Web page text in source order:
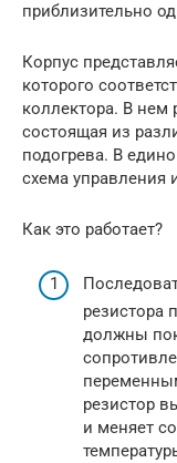
приблизительно
Корпус
которого
коллектора. В нем
состоящая из
подогрева. В
схема управления
Как это работает?
резистора
должны
резистор
и меняет